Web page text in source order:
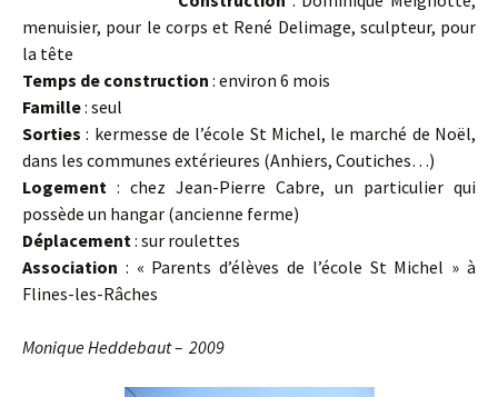
menuisier, pour le corps et René Delimage, sculpteur, pour
la tête
Temps de construction : environ 6 mois
Famille: seul
Sorties : kermesse de l’école St Michel, le marché de Noël,
dans les communes extérieures (Anhiers, Coutiches…)
Logement : chez Jean-Pierre Cabre, un particulier qui
possède un hangar (ancienne ferme)
Déplacement: sur roulettes
Association : « Parents d’élèves de l’école St Michel » à
Flines-les-Râches
Monique Heddebaut – 2009